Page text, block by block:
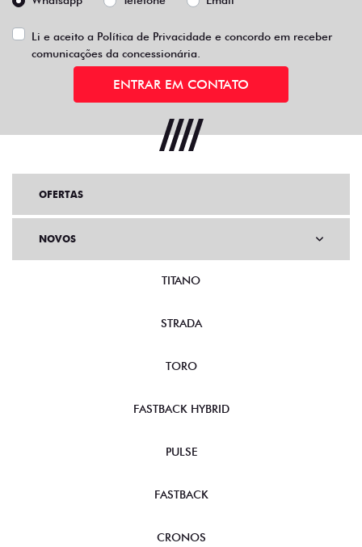
Li e aceito a Política de Privacidade e concordo em receber
comunicações da concessionária.
ENTRAR EM CONTATO
OFERTAS
NOVOS
TITANO
STRADA
TORO
FASTBACK HYBRID
PULSE
FASTBACK
CRONOS